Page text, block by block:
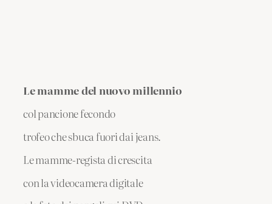
Le mamme del nuovo millennio
col pancione fecondo
trofeo che sbuca fuori dai jeans.
Le mamme-regista di crescita
con la videocamera digitale